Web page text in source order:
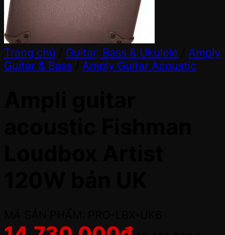
Trang chủ Guitar, Bass & Ukulele
Amply
Guitar & Bass
Amply Guitar Acoustic